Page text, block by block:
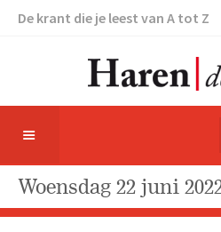
De krant die je leest van A tot Z
woensdag 22 juni